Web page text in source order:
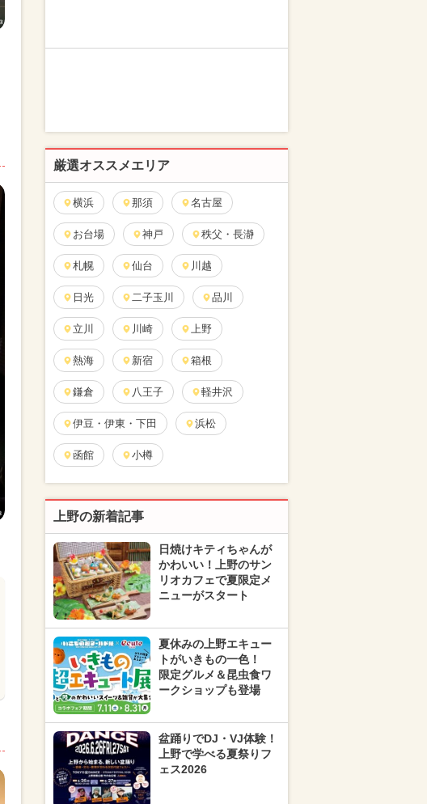
厳選オススメエリア
横浜 那須 名古屋
お台場 神戸 秩父・長瀞
札幌 仙台 川越
日光 二子玉川 品川
立川 川崎 上野
熱海 新宿 箱根
鎌倉 八王子 軽井沢
伊豆・伊東・下田 浜松
函館 小樽
上野の新着記事
日焼けキティちゃんが
かわいい！上野のサン
リオカフェで夏限定メ
ニューがスタート
夏休みの上野エキュー
トがいきもの一色！
限定グルメ＆昆虫食ワ
ークショップも登場
盆踊りでDJ・VJ体験！
上野で学べる夏祭りフ
ェス2026